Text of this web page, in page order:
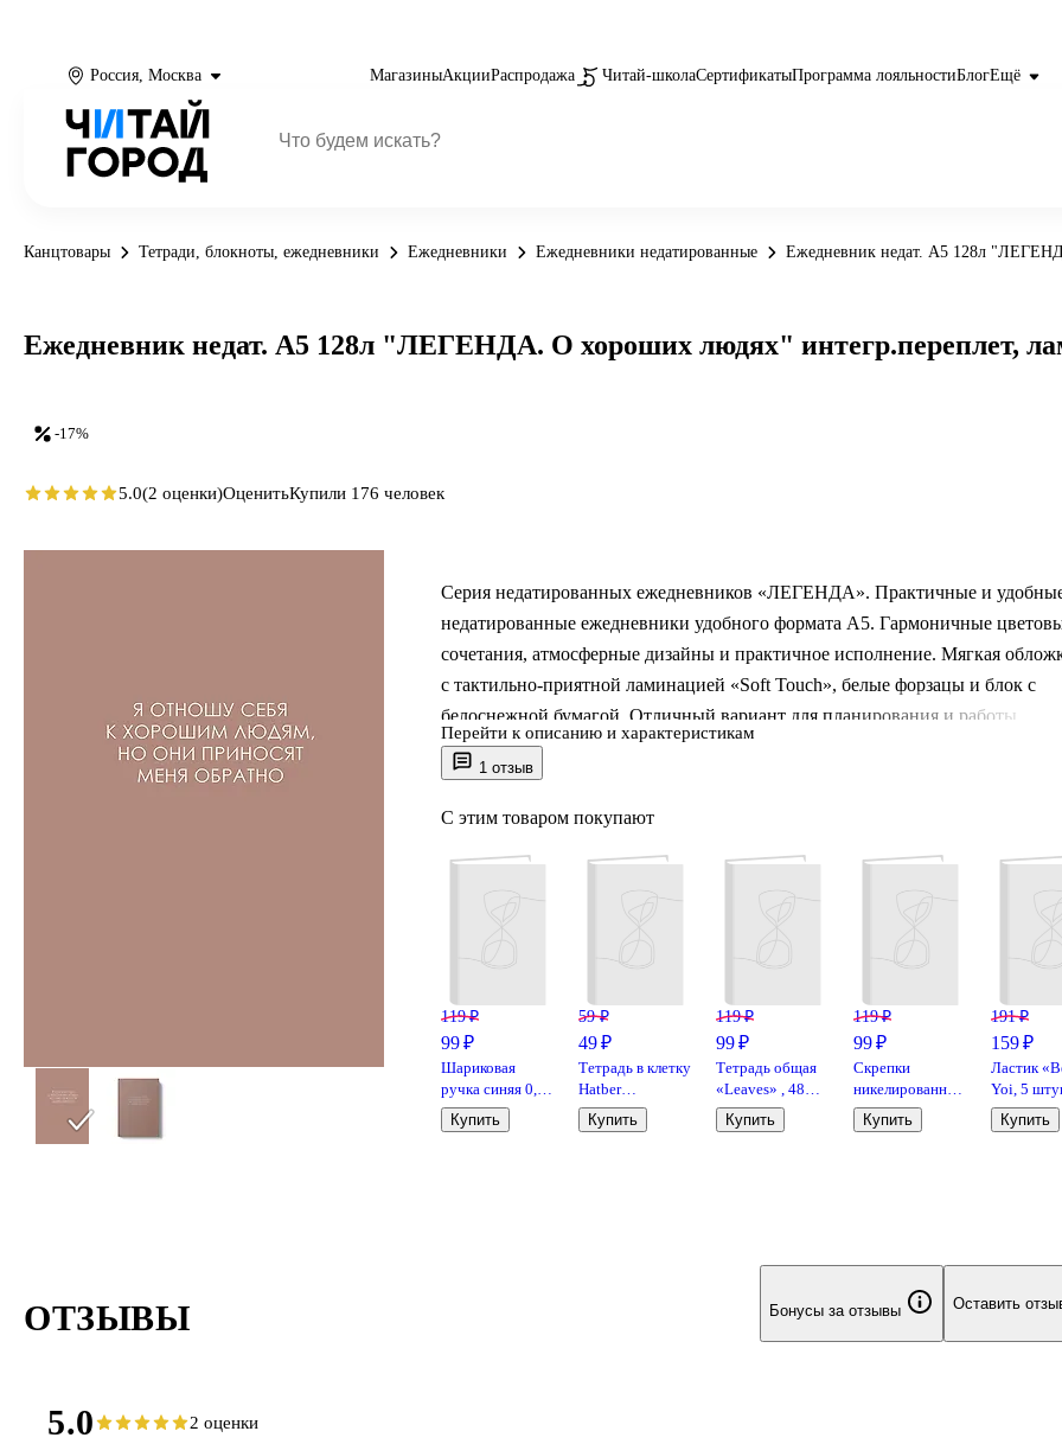
Россия, Москва МагазиныАкцииРаспродажа Читай-школаСертификатыПрограмма лояльностиБлогЕщё
Канцтовары Тетради, блокноты, ежедневники Ежедневники Ежедневники недатированные Ежедневник недат. А5 128л
1 отзыв
Серия недатированных ежедневников «ЛЕГЕНДА». Практичные и
недатированные ежедневники удобного формата А5. Гармоничные
сочетания, атмосферные дизайны и практичное исполнение. Мягкая
с тактильно-приятной ламинацией «Soft Touch», белые форзацы и блок с
белоснежной бумагой. Отличный вариант для планирования и работы.
Перейти к описанию и характеристикам
С этим товаром покупают
119 ₽
99 ₽
Шариковая
ручка синяя 0,5
мм, Option,
MunHwa
Купить
59 ₽
49 ₽
Тетрадь в клетку
Hatber
«Зеленая» 24
листа
Купить
119 ₽
99 ₽
Тетрадь общая
«Leaves» , 48
листов в клетку,
А5
Купить
119 ₽
99 ₽
Скрепки
никелированные
круглые,
GoodMark, 33
Купить
191 ₽
159 ₽
Ластик
Yoi, 5
Купить
-17%
Ежедневник недат. А5 128л "ЛЕГЕНДА. О хороших людях" интегр.переплет,
5.0(2 оценки)ОценитьКупили 176 человек
ОТЗЫВЫ Бонусы за отзывы Оставить
5.0 2 оценки